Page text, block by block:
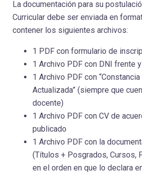
La documentación para su
Curricular debe ser enviada en
contener los siguientes archivos:
1 PDF con formulario de
1 Archivo PDF con DNI frente
1 Archivo PDF con
Actualizada” (siempre que
docente)
1 Archivo PDF con CV de
publicado
1 Archivo PDF con la
(Títulos + Posgrados, Cursos,
en el orden en que lo declara